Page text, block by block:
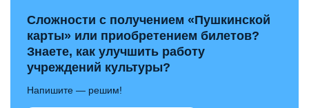
Сложности с получением «Пушкинской
карты» или приобретением билетов?
Знаете, как улучшить работу
учреждений культуры?
Напишите — решим!